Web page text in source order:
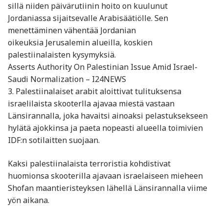
sillä niiden päivärutiinin hoito on kuulunut
Jordaniassa sijaitsevalle Arabisäätiölle. Sen
menettäminen vähentää Jordanian
oikeuksia Jerusalemin alueilla, koskien
palestiinalaisten kysymyksiä.
Asserts Authority On Palestinian Issue Amid Israel-
Saudi Normalization – I24NEWS
3. Palestiinalaiset arabit aloittivat tulituksensa
israelilaista skooterlla ajavaa miestä vastaan
Länsirannalla, joka havaitsi ainoaksi pelastuksekseen
hylätä ajokkinsa ja paeta nopeasti alueella toimivien
IDF:n sotilaitten suojaan.
Kaksi palestiinalaista terroristia kohdistivat
huomionsa skooterilla ajavaan israelaiseen mieheen
Shofan maantieristeyksen lähellä Länsirannalla viime
yön aikana.